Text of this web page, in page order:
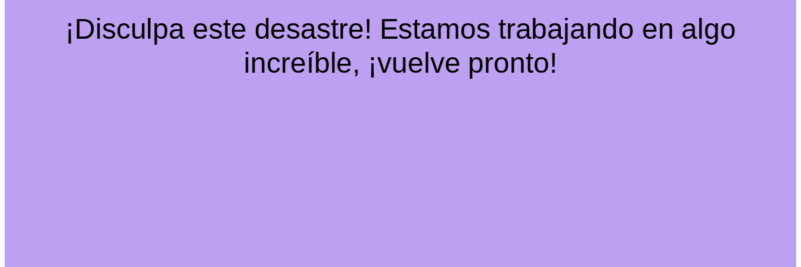
¡Disculpa este desastre! Estamos trabajando en algo
increíble, ¡vuelve pronto!